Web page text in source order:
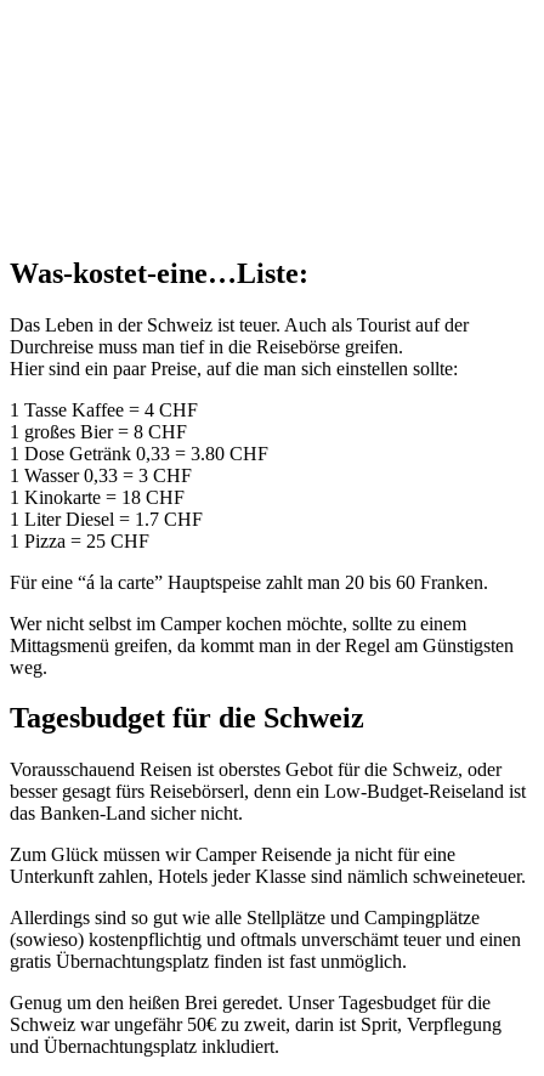
Was-kostet-eine…Liste:
Das Leben in der Schweiz ist teuer. Auch als Tourist auf der
Durchreise muss man tief in die Reisebörse greifen.
Hier sind ein paar Preise, auf die man sich einstellen sollte:
1 Tasse Kaffee = 4 CHF
1 großes Bier = 8 CHF
1 Dose Getränk 0,33 = 3.80 CHF
1 Wasser 0,33 = 3 CHF
1 Kinokarte = 18 CHF
1 Liter Diesel = 1.7 CHF
1 Pizza = 25 CHF
Für eine “á la carte” Hauptspeise zahlt man 20 bis 60 Franken.
Wer nicht selbst im Camper kochen möchte, sollte zu einem
Mittagsmenü greifen, da kommt man in der Regel am Günstigsten
weg.
Tagesbudget für die Schweiz
Vorausschauend Reisen ist oberstes Gebot für die Schweiz, oder
besser gesagt fürs Reisebörserl, denn ein Low-Budget-Reiseland ist
das Banken-Land sicher nicht.
Zum Glück müssen wir Camper Reisende ja nicht für eine
Unterkunft zahlen, Hotels jeder Klasse sind nämlich schweineteuer.
Allerdings sind so gut wie alle Stellplätze und Campingplätze
(sowieso) kostenpflichtig und oftmals unverschämt teuer und einen
gratis Übernachtungsplatz finden ist fast unmöglich.
Genug um den heißen Brei geredet. Unser Tagesbudget für die
Schweiz war ungefähr 50€ zu zweit, darin ist Sprit, Verpflegung
und Übernachtungsplatz inkludiert.